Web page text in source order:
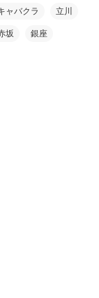
ャバクラ 立川
坂 銀座